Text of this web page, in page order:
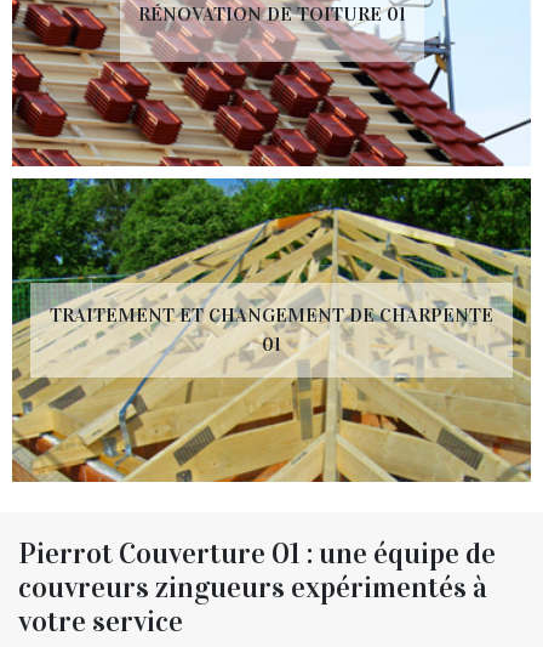
RÉNOVATION DE TOITURE 01
TRAITEMENT ET CHANGEMENT DE CHARPENTE
01
Pierrot Couverture 01 : une équipe de
couvreurs zingueurs expérimentés à
votre service